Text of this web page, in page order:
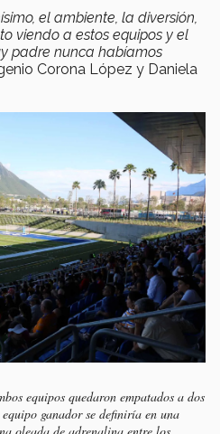
el ambiente, la diversión,
viendo a estos equipos y el
padre nunca habíamos
Corona López y Daniela
equipos quedaron empatados a dos
ganador se definiría en una